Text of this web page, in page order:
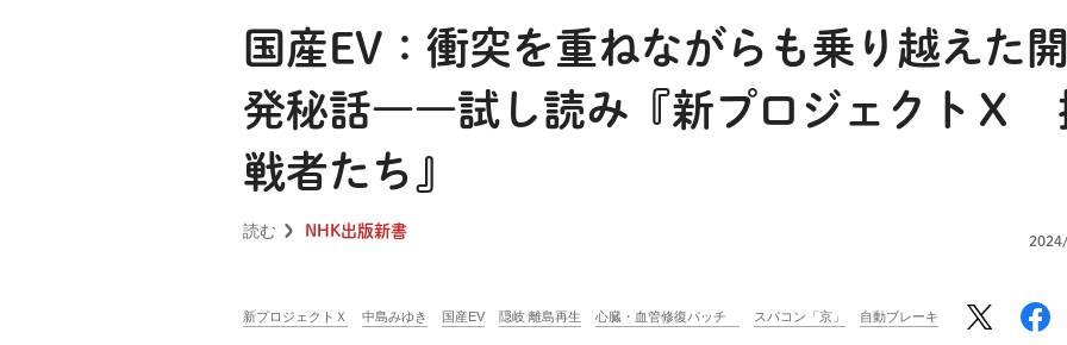
国産EV：衝突を重ねながらも乗り越えた
発秘話――試し読み『新プロジェクトＸ
戦者たち』
読む NHK出版新書
新プロジェクトＸ 中島みゆき 国産EV 隠岐 離島再生 心臓・血管修復パッチ スパコン「京」 自動ブレーキ